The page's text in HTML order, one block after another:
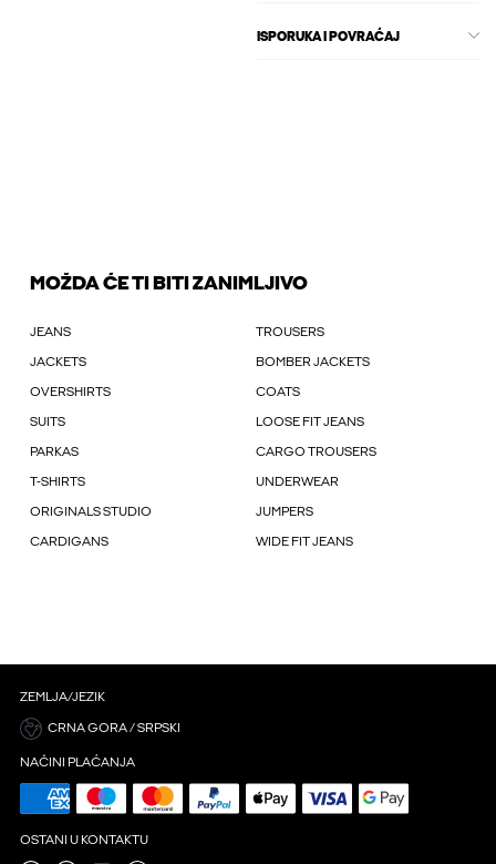
ISPORUKA I POVRAĆAJ
MOŽDA ĆE TI BITI ZANIMLJIVO
JEANS TROUSERS
JACKETS BOMBER JACKETS
OVERSHIRTS COATS
SUITS LOOSE FIT JEANS
PARKAS CARGO TROUSERS
T-SHIRTS UNDERWEAR
ORIGINALS STUDIO JUMPERS
CARDIGANS WIDE FIT JEANS
ZEMLJA/JEZIK
CRNA GORA / SRPSKI
NAČINI PLAĆANJA
OSTANI U KONTAKTU